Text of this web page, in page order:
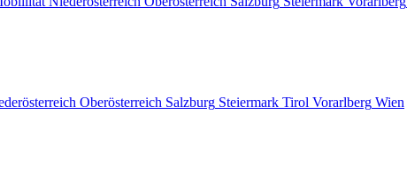
Oberösterreich Salzburg Steiermark Tirol Vorarlberg Wien